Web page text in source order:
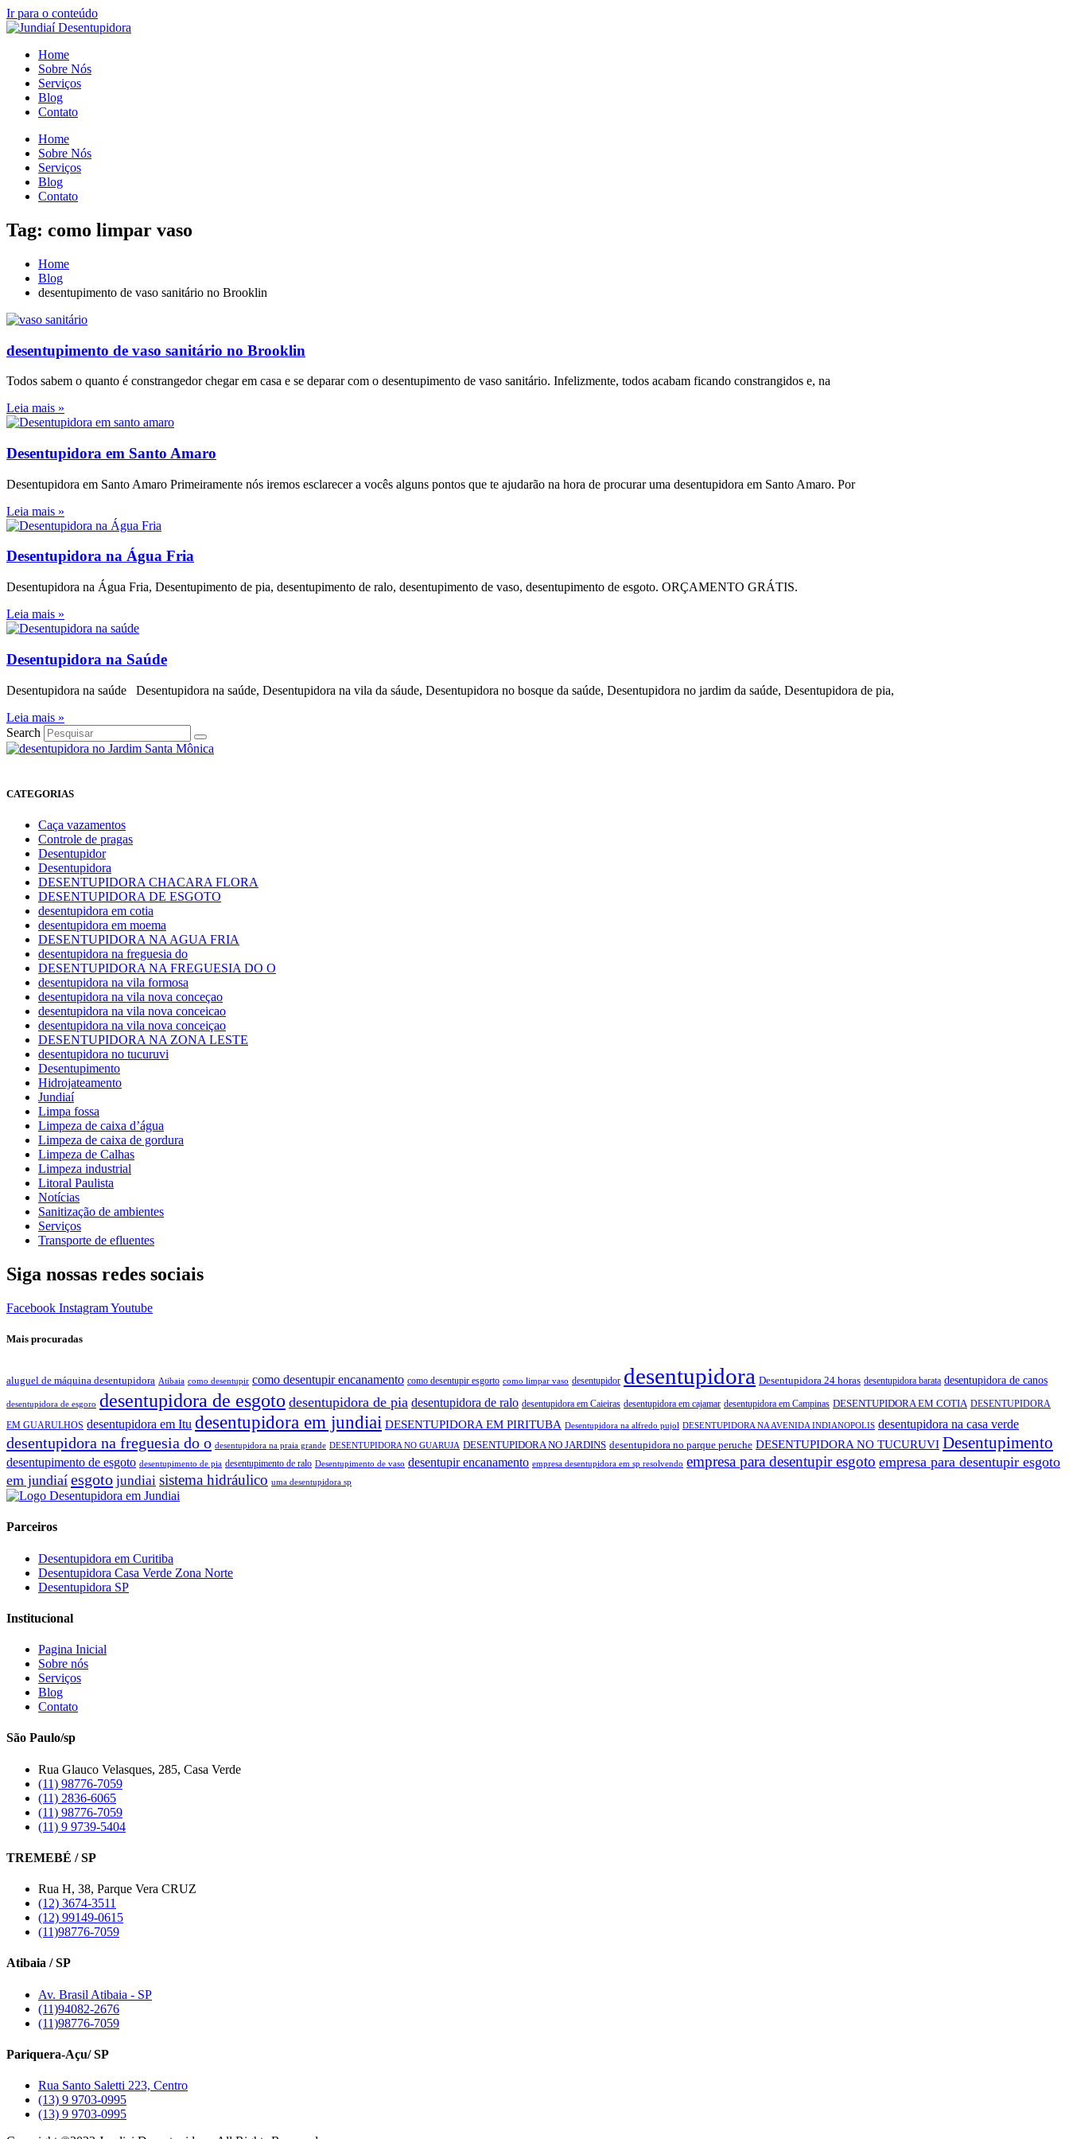
Ir para o conteúdo
Home
Sobre Nós
Serviços
Blog
Contato
Home
Sobre Nós
Serviços
Blog
Contato
Tag: como limpar vaso
Home
Blog
desentupimento de vaso sanitário no Brooklin
desentupimento de vaso sanitário no Brooklin
Todos sabem o quanto é constrangedor chegar em casa e se deparar com o desentupimento de vaso sanitário. Infelizmente, todos acabam ficando constrangidos e, na
Leia mais »
Desentupidora em Santo Amaro
Desentupidora em Santo Amaro Primeiramente nós iremos esclarecer a vocês alguns pontos que te ajudarão na hora de procurar uma desentupidora em Santo Amaro. Por
Leia mais »
Desentupidora na Água Fria
Desentupidora na Água Fria, Desentupimento de pia, desentupimento de ralo, desentupimento de vaso, desentupimento de esgoto. ORÇAMENTO GRÁTIS.
Leia mais »
Desentupidora na Saúde
Desentupidora na saúde Desentupidora na saúde, Desentupidora na vila da sáude, Desentupidora no bosque da saúde, Desentupidora no jardim da saúde, Desentupidora de pia,
Leia mais »
Search
CATEGORIAS
Caça vazamentos
Controle de pragas
Desentupidor
Desentupidora
DESENTUPIDORA CHACARA FLORA
DESENTUPIDORA DE ESGOTO
desentupidora em cotia
desentupidora em moema
DESENTUPIDORA NA AGUA FRIA
desentupidora na freguesia do
DESENTUPIDORA NA FREGUESIA DO O
desentupidora na vila formosa
desentupidora na vila nova conceçao
desentupidora na vila nova conceicao
desentupidora na vila nova conceiçao
DESENTUPIDORA NA ZONA LESTE
desentupidora no tucuruvi
Desentupimento
Hidrojateamento
Jundiaí
Limpa fossa
Limpeza de caixa d’água
Limpeza de caixa de gordura
Limpeza de Calhas
Limpeza industrial
Litoral Paulista
Notícias
Sanitização de ambientes
Serviços
Transporte de efluentes
Siga nossas redes sociais
Facebook InstagramYoutube
Mais procuradas
aluguel de máquina desentupidora Atibaia como desentupir como desentupir encanamento como desentupir esgorto como limpar vaso desentupidor desentupidora Desentupidora 24 horas desentupidora barata desentupidora de canos
desentupidora de esgoro desentupidora de esgoto desentupidora de pia desentupidora de ralo desentupidora em Caieiras desentupidora em cajamar desentupidora em Campinas DESENTUPIDORA EM COTIA DESENTUPIDORA
EM GUARULHOS desentupidora em Itu desentupidora em jundiai DESENTUPIDORA EM PIRITUBA Desentupidora na alfredo pujol DESENTUPIDORA NA AVENIDA INDIANOPOLIS desentupidora na casa verde
desentupidora na freguesia do o desentupidora na praia grande DESENTUPIDORA NO GUARUJA DESENTUPIDORA NO JARDINS desentupidora no parque peruche DESENTUPIDORA NO TUCURUVI Desentupimento
desentupimento de esgoto desentupimento de pia desentupimento de ralo Desentupimento de vaso desentupir encanamento empresa desentupidora em sp resolvendo empresa para desentupir esgoto empresa para desentupir esgoto
em jundiaí esgoto jundiai sistema hidráulico uma desentupidora sp
Parceiros
Desentupidora em Curitiba
Desentupidora Casa Verde Zona Norte
Desentupidora SP
Institucional
Pagina Inicial
Sobre nós
Serviços
Blog
Contato
São Paulo/sp
Rua Glauco Velasques, 285, Casa Verde
(11) 98776-7059
(11) 2836-6065
(11) 98776-7059
(11) 9 9739-5404
TREMEBÉ / SP
Rua H, 38, Parque Vera CRUZ
(12) 3674-3511
(12) 99149-0615
(11)98776-7059
Atibaia / SP
Av. Brasil Atibaia - SP
(11)94082-2676
(11)98776-7059
Pariquera-Açu/ SP
Rua Santo Saletti 223, Centro
(13) 9 9703-0995
(13) 9 9703-0995